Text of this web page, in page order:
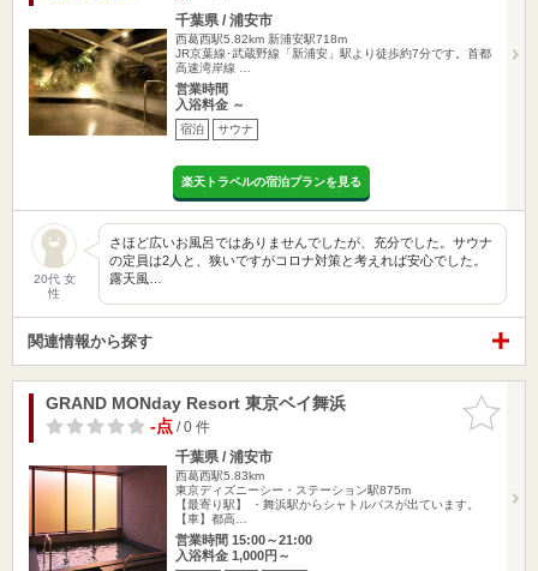
千葉県 / 浦安市
西葛西駅5.82km 新浦安駅718m
JR京葉線･武蔵野線「新浦安」駅より徒歩約7分です。首都
高速湾岸線 …
営業時間
入浴料金 ～
宿泊 サウナ
楽天トラベルの宿泊プランを見る
20代 女
性
さほど広いお風呂ではありませんでしたが、充分でした。サウナ
の定員は2人と、狭いですがコロナ対策と考えれば安心でした。
露天風…
関連情報から探す
お気に入
りに追加
GRAND MONday Resort 東京ベイ舞浜
-点/ 0 件
千葉県 / 浦安市
西葛西駅5.83km
東京ディズニーシー・ステーション駅875m
【最寄り駅】 ・舞浜駅からシャトルバスが出ています。
【車】都高…
営業時間 15:00～21:00
入浴料金 1,000円～